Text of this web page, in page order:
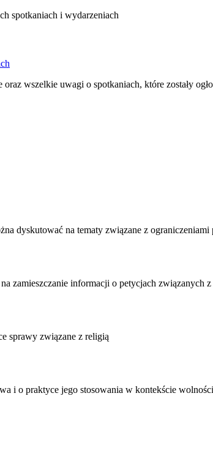
spotkaniach i wydarzeniach
oraz wszelkie uwagi o spotkaniach, które zostały
dyskutować na tematy związane z
zamieszczanie informacji o petycjach związanych
sprawy związane z religią
i o praktyce jego stosowania w kontekście